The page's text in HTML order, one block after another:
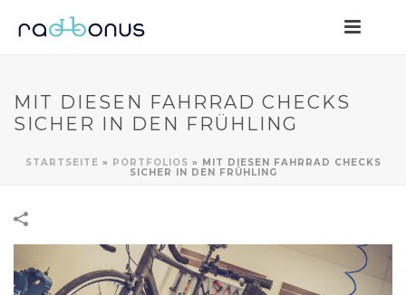
MIT DIESEN FAHRRAD CHECKS
SICHER IN DEN FRÜHLING
STARTSEITE » PORTFOLIOS » MIT DIESEN FAHRRAD CHECKS
SICHER IN DEN FRÜHLING